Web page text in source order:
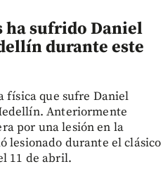
ha sufrido Daniel
durante este
física que sufre Daniel
Anteriormente
por una lesión en la
lesionado durante el clásico
11 de abril.